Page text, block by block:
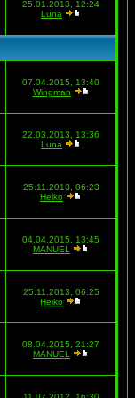
25.01.2013, 12:24
Luna
07.04.2015, 13:40
Wingman
22.03.2013, 13:36
Luna
25.11.2013, 06:23
Heiko
04.04.2015, 13:45
MANUEL
25.11.2013, 06:25
Heiko
08.04.2015, 21:27
MANUEL